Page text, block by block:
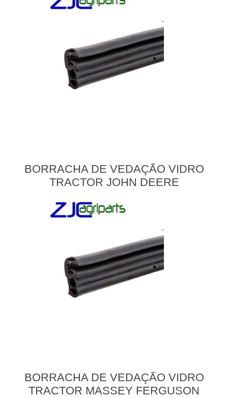
BORRACHA DE VEDAÇÃO VIDRO
TRACTOR JOHN DEERE
BORRACHA DE VEDAÇÃO VIDRO
TRACTOR MASSEY FERGUSON